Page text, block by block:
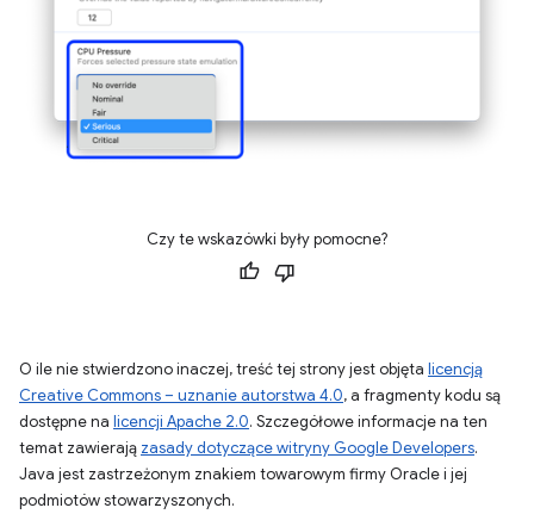
Czy te wskazówki były pomocne?
O ile nie stwierdzono inaczej, treść tej strony jest objęta licencją
Creative Commons – uznanie autorstwa 4.0, a fragmenty kodu są
dostępne na licencji Apache 2.0. Szczegółowe informacje na ten
temat zawierają zasady dotyczące witryny Google Developers.
Java jest zastrzeżonym znakiem towarowym firmy Oracle i jej
podmiotów stowarzyszonych.